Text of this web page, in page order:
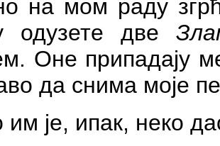
на мом раду
одузете две
Оне припадају
да снима моје
им је, ипак, неко